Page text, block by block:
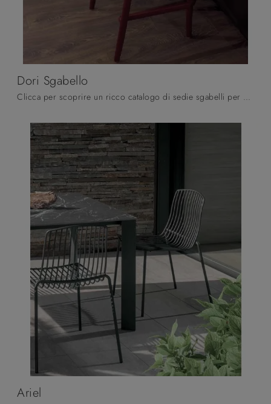
Dori Sgabello
Clicca per scoprire un ricco catalogo di sedie sgabelli per stanze moderne: il modello Dori Sgabello di Altacom ti attende!
Ariel